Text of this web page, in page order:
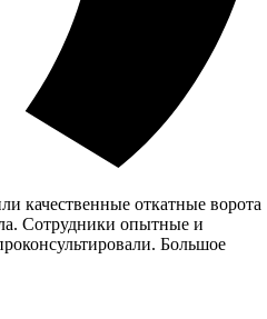
качественные откатные ворота
Сотрудники опытные и
Большое